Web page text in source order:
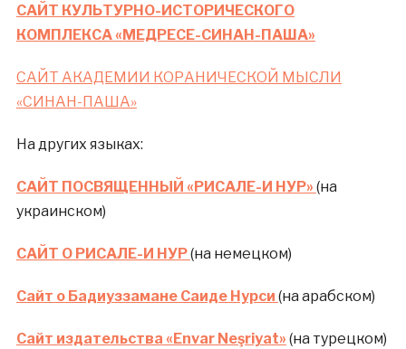
САЙТ КУЛЬТУРНО-ИСТОРИЧЕСКОГО
КОМПЛЕКСА «МЕДРЕСЕ-СИНАН-ПАША»
САЙТ АКАДЕМИИ КОРАНИЧЕСКОЙ МЫСЛИ
«СИНАН-ПАША»
На других языках:
САЙТ ПОСВЯЩЕННЫЙ «РИСАЛЕ-И НУР» (на
украинском)
САЙТ О РИСАЛЕ-И НУР(на немецком)
Сайт о Бадиуззамане Саиде Нурси (на арабском)
Сайт издательства «Envar Neşriyat» (на турецком)